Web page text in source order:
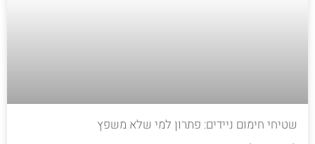
שטיחי חימום ניידים: פתרון למי שלא משפץ